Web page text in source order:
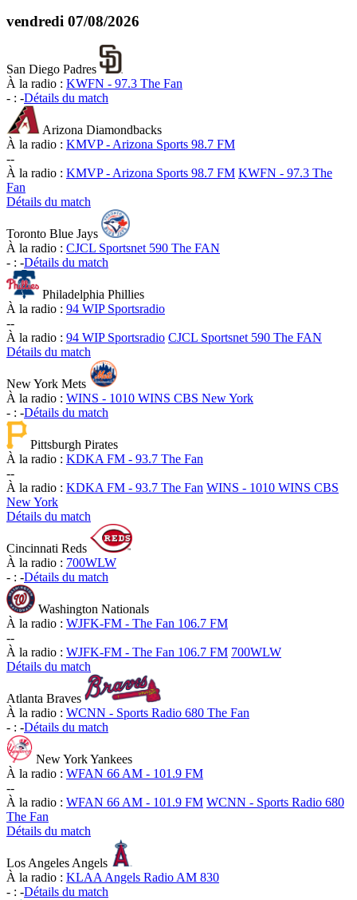
vendredi 07/08/2026
San Diego Padres
À la radio : KWFN - 97.3 The Fan
- : -Détails du match
Arizona Diamondbacks
À la radio : KMVP - Arizona Sports 98.7 FM
--
À la radio : KMVP - Arizona Sports 98.7 FM KWFN - 97.3 The
Fan
Détails du match
Toronto Blue Jays
À la radio : CJCL Sportsnet 590 The FAN
- : -Détails du match
Philadelphia Phillies
À la radio : 94 WIP Sportsradio
--
À la radio : 94 WIP Sportsradio CJCL Sportsnet 590 The FAN
Détails du match
New York Mets
À la radio : WINS - 1010 WINS CBS New York
- : -Détails du match
Pittsburgh Pirates
À la radio : KDKA FM - 93.7 The Fan
--
À la radio : KDKA FM - 93.7 The Fan WINS - 1010 WINS CBS
New York
Détails du match
Cincinnati Reds
À la radio : 700WLW
- : -Détails du match
Washington Nationals
À la radio : WJFK-FM - The Fan 106.7 FM
--
À la radio : WJFK-FM - The Fan 106.7 FM 700WLW
Détails du match
Atlanta Braves
À la radio : WCNN - Sports Radio 680 The Fan
- : -Détails du match
New York Yankees
À la radio : WFAN 66 AM - 101.9 FM
--
À la radio : WFAN 66 AM - 101.9 FM WCNN - Sports Radio 680
The Fan
Détails du match
Los Angeles Angels
À la radio : KLAA Angels Radio AM 830
- : -Détails du match